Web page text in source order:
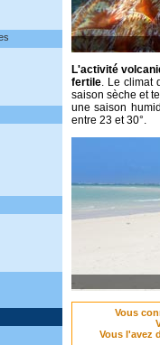
L'activité
fertile. Le climat
saison sèche et
une saison
entre 23 et 30°.
Vous
Vous l'avez